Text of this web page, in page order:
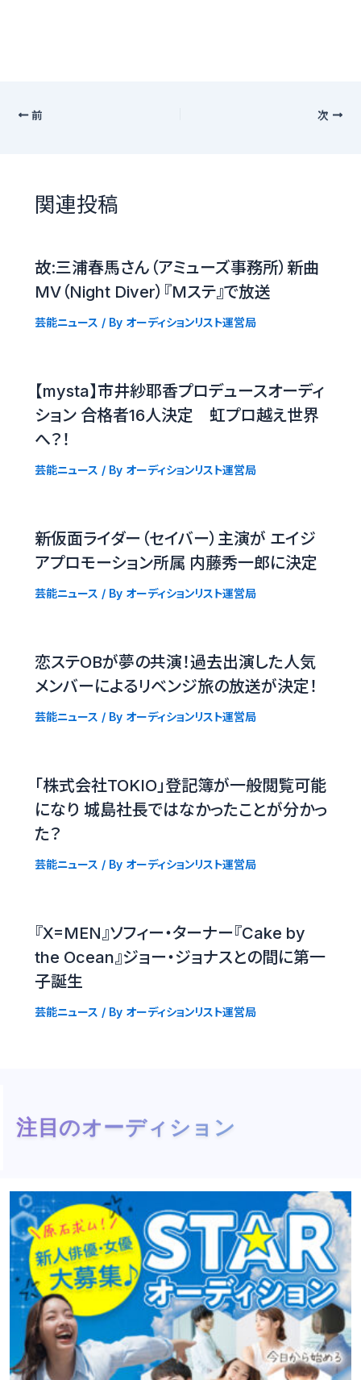
前 次
関連投稿
故:三浦春馬さん（アミューズ事務所）新曲
MV（Night Diver）『Mステ』で放送
芸能ニュース / By オーディションリスト運営局
【mysta】市井紗耶香プロデュースオーディ
ション 合格者16人決定 虹プロ越え世界
へ？！
芸能ニュース / By オーディションリスト運営局
新仮面ライダー（セイバー）主演が エイジ
アプロモーション所属 内藤秀一郎に決定
芸能ニュース / By オーディションリスト運営局
恋ステOBが夢の共演！過去出演した人気
メンバーによるリベンジ旅の放送が決定！
芸能ニュース / By オーディションリスト運営局
「株式会社TOKIO」登記簿が一般閲覧可能
になり 城島社長ではなかったことが分かっ
た？
芸能ニュース / By オーディションリスト運営局
『X=MEN』ソフィー・ターナー『Cake by
the Ocean』ジョー・ジョナスとの間に第一
子誕生
芸能ニュース / By オーディションリスト運営局
注目のオーディション